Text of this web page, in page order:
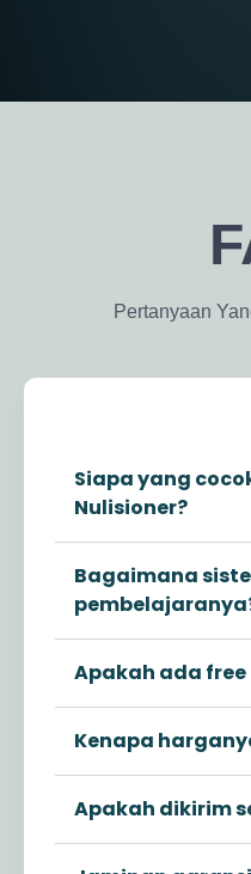
Pertanyaan
Siapa yang
Nulisioner?
Bagaimana
Apakah ada
Kenapa
Apakah dikirim